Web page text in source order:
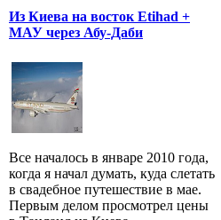
Из Киева на восток Etihad +
МАУ через Абу-Даби
Все началось в январе 2010 года,
когда я начал думать, куда слетать
в свадебное путешествие в мае.
Первым делом просмотрел цены